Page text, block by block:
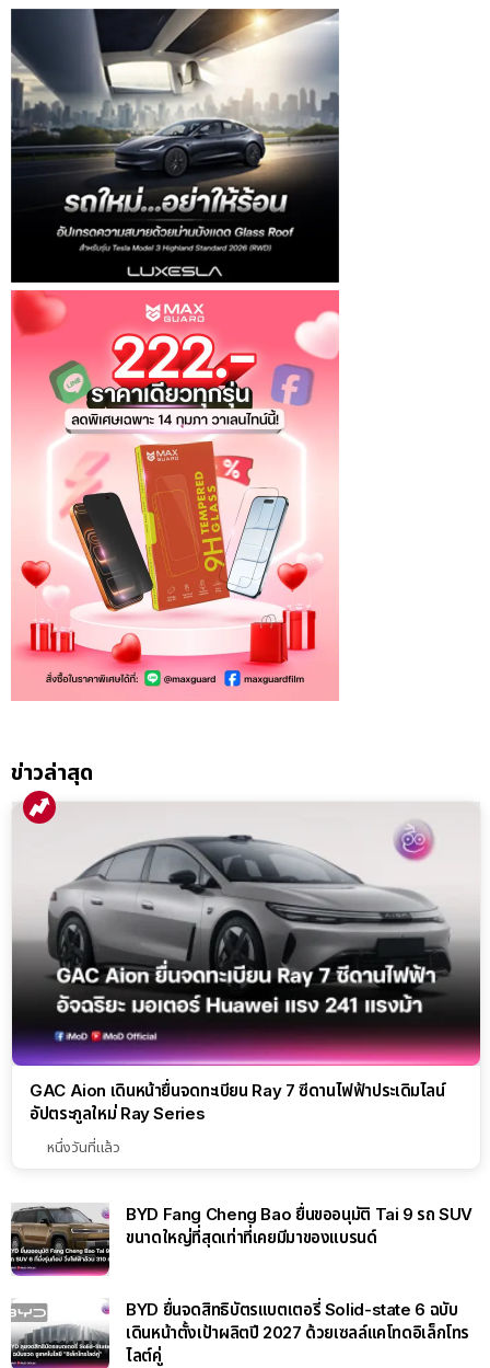
ข่าวล่าสุด
GAC Aion เดินหน้ายื่นจดทะเบียน Ray 7 ซีดานไฟฟ้าประเดิมไลน์
อัปตระกูลใหม่ Ray Series
หนึ่งวันที่แล้ว
BYD Fang Cheng Bao ยื่นขออนุมัติ Tai 9 รถ SUV
ขนาดใหญ่ที่สุดเท่าที่เคยมีมาของแบรนด์
BYD ยื่นจดสิทธิบัตรแบตเตอรี่ Solid-state 6 ฉบับ
เดินหน้าตั้งเป้าผลิตปี 2027 ด้วยเซลล์แคโทดอิเล็กโทร
ไลต์คู่